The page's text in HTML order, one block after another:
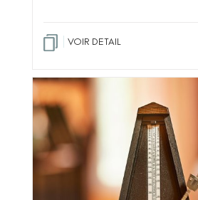
VOIR DETAIL